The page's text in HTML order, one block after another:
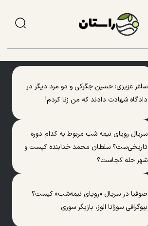
ساغر عزیزی: حسین جگرکی و دو مرد دیگر در
دادگاه شهادت دادند که من زنا کردم!
سریال رویای نیمه شب مربوط به کدام دوره
تاریخی‌ست؟ سلطان محمد خدابنده کیست و
شهر حله کجاست؟
صوفیا در سریال «رویای نیمه‌شب» کیست؟
بیوگرافی سوزانا الوز، بازیگر سوری